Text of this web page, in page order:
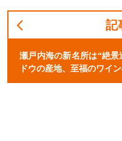
記
瀬戸内海の新名所は“絶
ドウの産地、至福のワイ